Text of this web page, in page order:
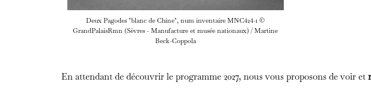
Deux Pagodes "blanc de Chine", num inventaire MNC424-1 ©
GrandPalaisRmn (Sèvres - Manufacture et musée nationaux) / Martine
Beck-Coppola
En attendant de découvrir le programme 2027, nous vous proposons de voir et